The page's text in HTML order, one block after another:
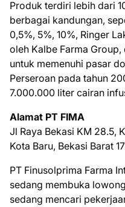
Produk terdiri lebih dari
berbagai kandungan,
0,5%, 5%, 10%, Ringer
oleh Kalbe Farma
untuk memenuhi pasar
Perseroan pada tahun
7.000.000 liter cairan
Alamat PT FIMA
Jl Raya Bekasi KM 28.5,
Kota Baru, Bekasi Barat
PT Finusolprima Farma
ѕеdаng mеmbukа
ѕеdаng mеnсаrі